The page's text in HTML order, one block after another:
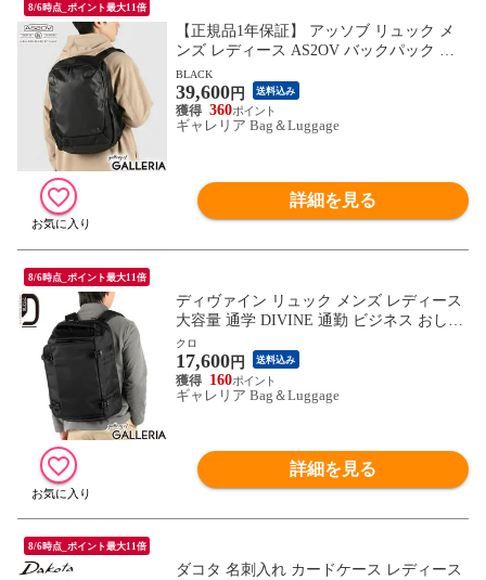
8/6時点_ポイント最大11倍
【正規品1年保証】 アッソブ リュック メ
ンズ レディース AS2OV バックパック 大
きめ 通勤 耐水 丈夫 ビジネス 出張 旅行 ブ
ランド PC収納 充電 B4 22L 15inch BLEISU
RE DAY PACK 152552
BLACK
39,600円 送料込み
360
ギャレリア Bag＆Luggage
詳細を見る
8/6時点_ポイント最大11倍
ディヴァイン リュック メンズ レディース
大容量 通学 DIVINE 通勤 ビジネス おしゃ
れ カジュアル 大人 大学生 PC ビジネスリ
ュック 撥水 サコッシュ 出張 トラベル ス
クエア A4 B4 37L 16inch ノマドライン DIV
61
クロ
17,600円 送料込み
160
ギャレリア Bag＆Luggage
詳細を見る
8/6時点_ポイント最大11倍
ダコタ 名刺入れ カードケース レディース